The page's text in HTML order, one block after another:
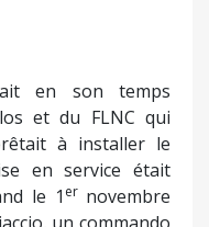
en son temps
et du FLNC qui
à installer le
en service était
le 1 er novembre